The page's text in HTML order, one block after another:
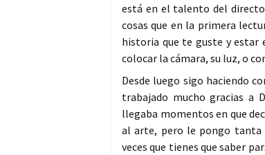
está en el talento del
cosas que en la primera
historia que te guste y estar
colocar la cámara, su luz, o
Desde luego sigo haciendo
trabajado mucho gracias a
llegaba momentos en que
al arte, pero le pongo tanta
veces que tienes que saber